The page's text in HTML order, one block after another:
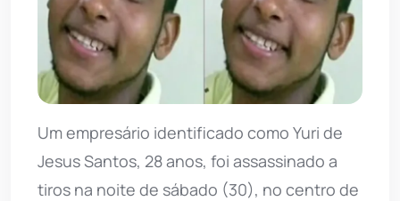
Um empresário identificado como Yuri de
Jesus Santos, 28 anos, foi assassinado a
tiros na noite de sábado (30), no centro de